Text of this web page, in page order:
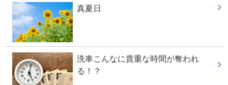
真夏日
洗車こんなに貴重な時間が奪われ
る！？